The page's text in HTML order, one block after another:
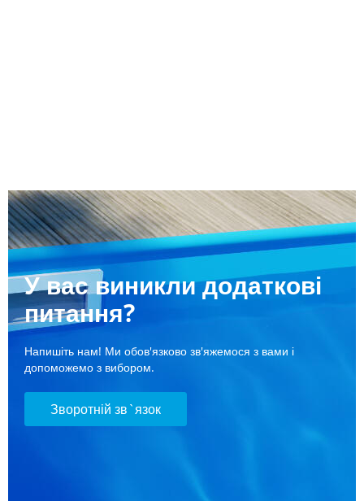
У вас виникли додаткові
питання?
Напишіть нам! Ми обов'язково зв'яжемося з вами і
допоможемо з вибором.
Зворотній зв`язок